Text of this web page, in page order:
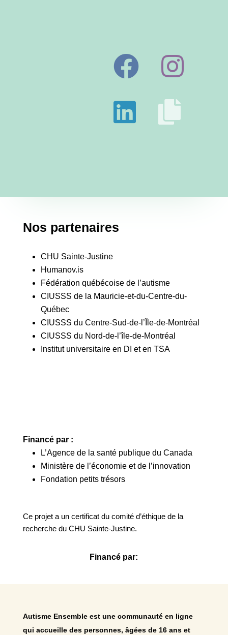
Nos partenaires
CHU Sainte-Justine
Humanov.is
Fédération québécoise de l’autisme
CIUSSS de la Mauricie-et-du-Centre-du-
Québec
CIUSSS du Centre-Sud-de-l’Île-de-Montréal
CIUSSS du Nord-de-l’île-de-Montréal
Institut universitaire en DI et en TSA
Financé par :
L’Agence de la santé publique du Canada
Ministère de l’économie et de l’innovation
Fondation petits trésors
Ce projet a un certificat du comité d’éthique de la
recherche du CHU Sainte-Justine.
Financé par:
Autisme Ensemble est une communauté en ligne
qui accueille des personnes, âgées de 16 ans et